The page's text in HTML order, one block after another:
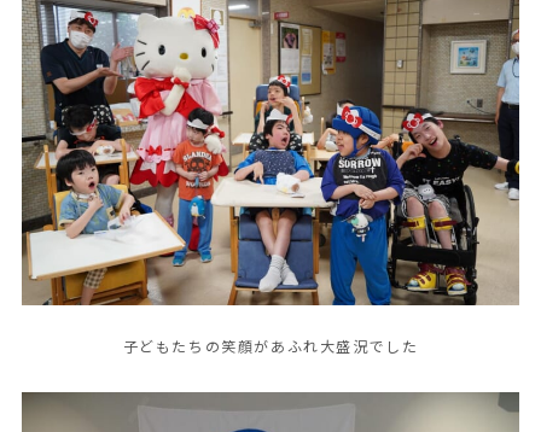
子どもたちの笑顔があふれ大盛況でした